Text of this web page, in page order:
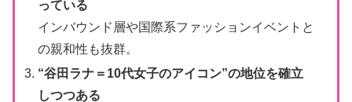
っている
インバウンド層や国際系ファッションイベントと
の親和性も抜群。
“谷田ラナ＝10代女子のアイコン”の地位を確立
しつつある